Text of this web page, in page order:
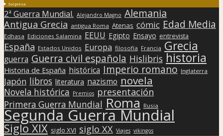
Sorpresa
2ª Guerra Mundial. Alejandro Magno Alemania
Antigua Grecia antigua Roma Atenas cómic Edad Media
Edhasa Ediciones Salamina EEUU Egipto Ensayo entrevista
España Estados Unidos Europa filosofía Francia Grecia
guerra Guerra civil española Hislibris historia
Historia de España histórica Imperio romano Inglaterra
Japón libros literatura nazismo novela
Novela histórica Premios presentación
Primera Guerra Mundial Roma Rusia
Segunda Guerra Mundial
Siglo XIX siglo XVI siglo XX Viajes vikingos